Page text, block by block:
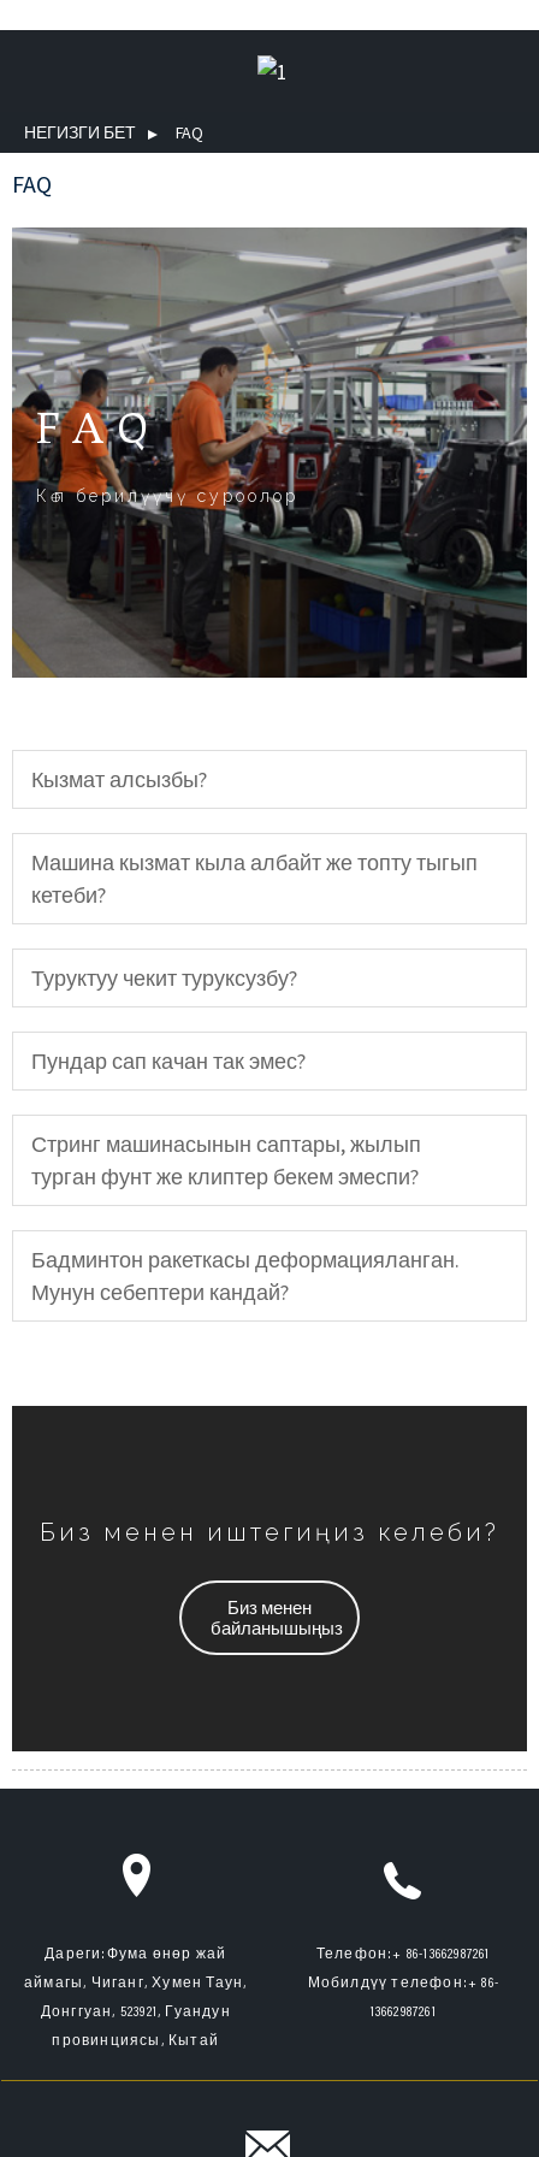
НЕГИЗГИ БЕТ FAQ
FAQ
FAQ
Көп берилүүчү суроолор
Кызмат алсызбы?
Машина кызмат кыла албайт же топту тыгып
кетеби?
Туруктуу чекит туруксузбу?
Пундар сап качан так эмес?
Стринг машинасынын саптары, жылып
турган фунт же клиптер бекем эмеспи?
Бадминтон ракеткасы деформацияланган.
Мунун себептери кандай?
Биз менен иштегиңиз келеби?
Биз менен
байланышыңыз
Дареги: Фума өнөр жай
аймагы, Чиганг, Хумен Таун,
Донггуан, 523921, Гуандун
провинциясы, Кытай
Телефон:+ 86-13662987261
Мобилдүү телефон:+ 86-
13662987261